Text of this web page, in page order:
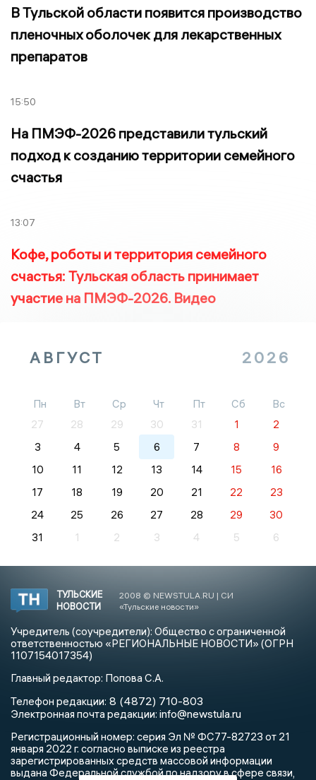
В Тульской области появится производство
пленочных оболочек для лекарственных
препаратов
15:50
На ПМЭФ-2026 представили тульский
подход к созданию территории семейного
счастья
13:07
Кофе, роботы и территория семейного
счастья: Тульская область принимает
участие на ПМЭФ-2026. Видео
АВГУСТ 2026
Пн Вт Ср Чт Пт Сб
Вс
27
28 29 30 31 1
2
3
4 5 6 7 8
9
10
11 12 13 14 15
16
17
18 19 20 21 22
23
24
25 26 27 28 29
30
31
1 2 3 4 5 6
ТУЛЬСКИЕ
НОВОСТИ
2008 © NEWSTULA.RU | СИ
«Тульские новости»
Учредитель (соучредители): Общество с ограниченной
ответственностью «РЕГИОНАЛЬНЫЕ НОВОСТИ» (ОГРН
1107154017354)
Главный редактор: Попова С.А.
Телефон редакции: 8 (4872) 710-803
Электронная почта редакции: info@newstula.ru
Регистрационный номер: серия Эл № ФС77-82723 от 21
января 2022 г. согласно выписке из реестра
зарегистрированных средств массовой информации
выдана Федеральной службой по надзору в сфере связи,